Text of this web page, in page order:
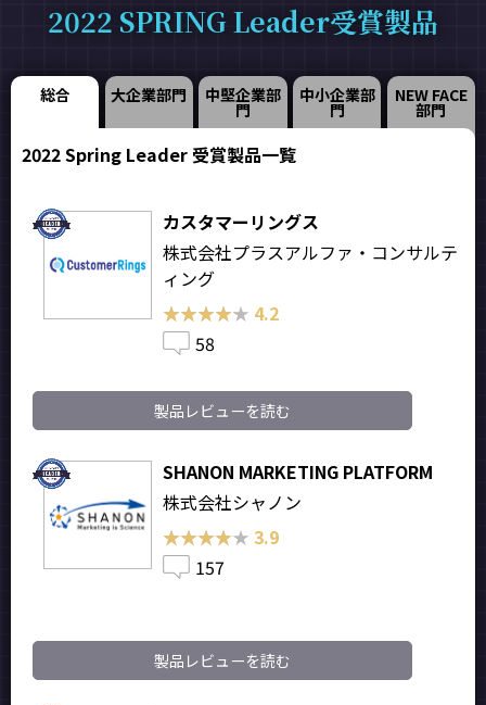
2022 SPRING Leader受賞製品
総合 大企業部門 中堅企業部
門
中小企業部
門
NEW FACE
部門
2022 Spring Leader 受賞製品一覧
カスタマーリングス
株式会社プラスアルファ・コンサルテ
ィング
★★★★★
★★★★★ 4.2
58
製品レビューを読む
SHANON MARKETING PLATFORM
株式会社シャノン
★★★★★
★★★★★ 3.9
157
製品レビューを読む